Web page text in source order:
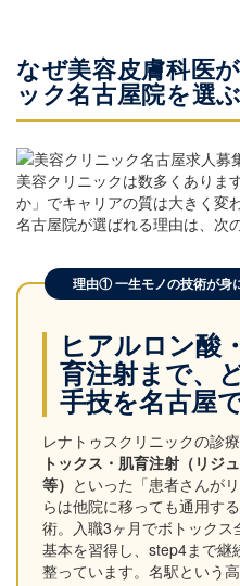
なぜ美容皮膚科医
ック名古屋院を選
美容クリニックは数多くありま
か」でキャリアの質は大きく変
名古屋院が選ばれる理由は、次
理由① 一生モノの技術が身
ヒアルロン酸
育注射まで、
手技を名古屋
レナトゥスクリニックの診療
トックス・肌育注射（リジ
等） といった「患者さんが
らは他院に移っても通用す
術。入職3ヶ月でボトック
基本を習得し、step4まで継
整っています。名駅という